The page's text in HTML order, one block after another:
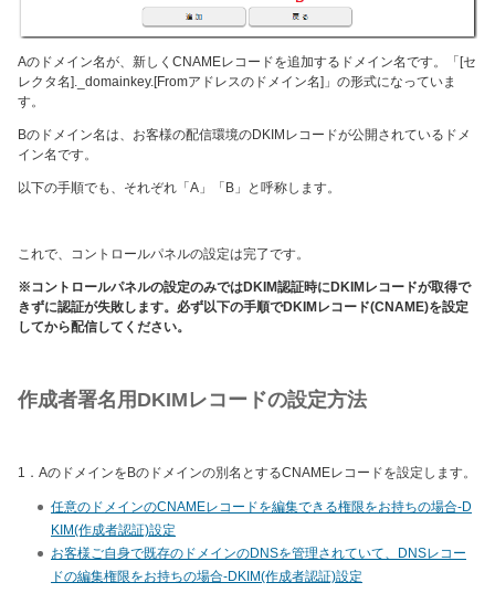
Aのドメイン名が、新しくCNAMEレコードを追加するドメイン名です。「[セ
レクタ名]._domainkey.[Fromアドレスのドメイン名] 」の形式になっていま
す。
Bのドメイン名は、お客様の配信環境のDKIMレコードが公開されているドメ
イン名です。
以下の手順でも、それぞれ「A」「B」と呼称します。
これで、コントロールパネルの設定は完了です。
※コントロールパネルの設定のみではDKIM認証時にDKIMレコードが取得で
きずに認証が失敗します。必ず以下の手順でDKIMレコード(CNAME)を設定
してから配信してください。
作成者署名用DKIMレコードの設定方法
1．AのドメインをBのドメインの別名とするCNAMEレコードを設定します。
任意のドメインのCNAMEレコードを編集できる権限をお持ちの場合-D
KIM(作成者認証)設定
お客様ご自身で既存のドメインのDNSを管理されていて、DNSレコー
ドの編集権限をお持ちの場合-DKIM(作成者認証)設定